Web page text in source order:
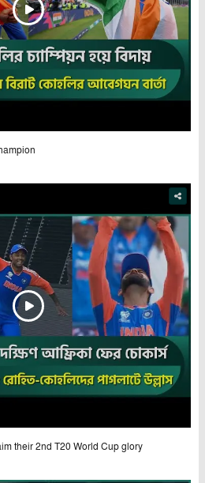
their 2nd T20 World Cup glory